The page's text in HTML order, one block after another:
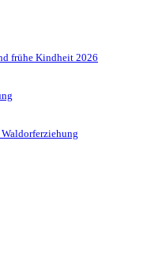
frühe Kindheit 2026